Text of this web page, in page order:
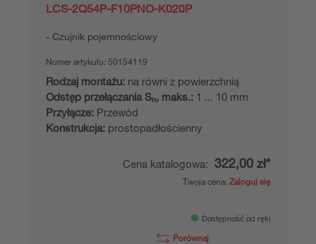
LCS-2Q54P-F10PNO-K020P
Czujnik pojemnościowy
Numer artykułu: 50154119
Rodzaj montażu: na równi z powierzchnią
Odstęp przełączania Sn , maks.: 1 ... 10 mm
Przyłącze: Przewód
Konstrukcja: prostopadłościenny
Cena katalogowa: 322,00 zł*
Twoja cena: Zaloguj się
Dostępność od ręki
Porównaj